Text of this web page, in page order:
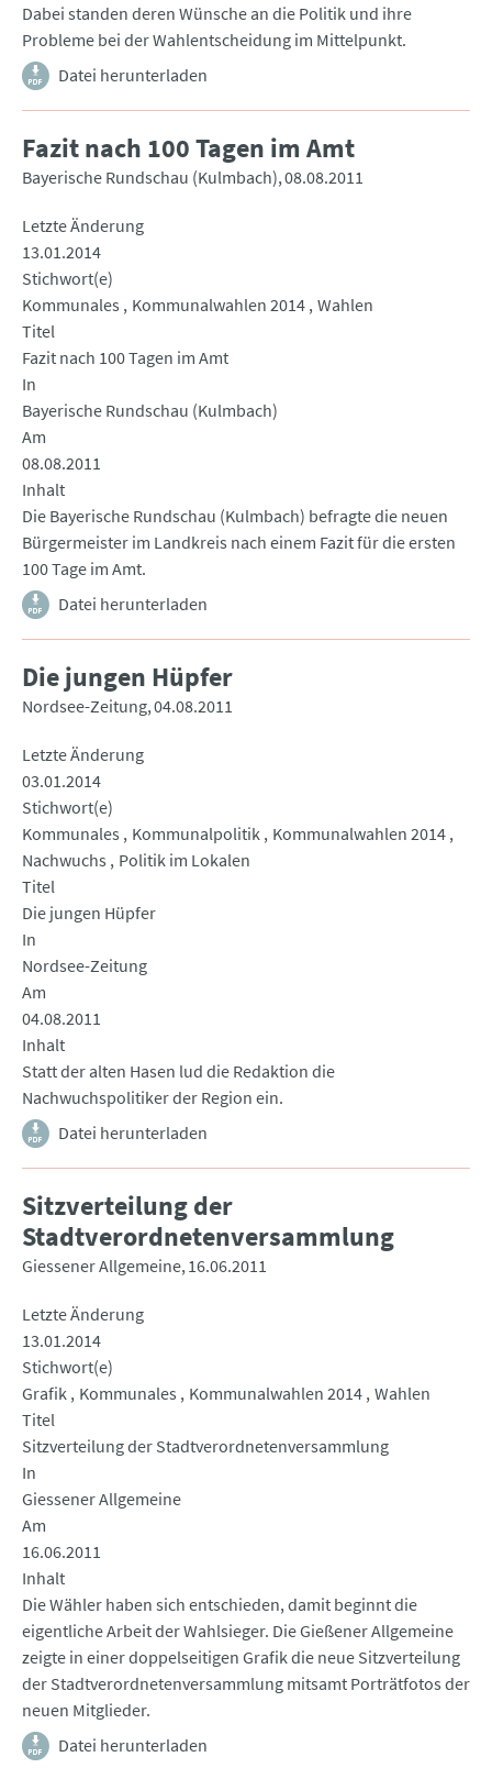
Dabei standen deren Wünsche an die Politik und ihre
Probleme bei der Wahlentscheidung im Mittelpunkt.
Datei herunterladen
Fazit nach 100 Tagen im Amt
Bayerische Rundschau (Kulmbach) 08.08.2011
Letzte Änderung
13.01.2014
Stichwort(e)
Kommunales
Kommunalwahlen 2014 Wahlen
Titel
Fazit nach 100 Tagen im Amt
In
Bayerische Rundschau (Kulmbach)
Am
08.08.2011
Inhalt
Die Bayerische Rundschau (Kulmbach) befragte die neuen
Bürgermeister im Landkreis nach einem Fazit für die ersten
100 Tage im Amt.
Datei herunterladen
Die jungen Hüpfer
Nordsee-Zeitung 04.08.2011
Letzte Änderung
03.01.2014
Stichwort(e)
Kommunales
Kommunalpolitik Kommunalwahlen 2014
Nachwuchs
Politik im Lokalen
Titel
Die jungen Hüpfer
In
Nordsee-Zeitung
Am
04.08.2011
Inhalt
Statt der alten Hasen lud die Redaktion die
Nachwuchspolitiker der Region ein.
Datei herunterladen
Sitzverteilung der
Stadtverordnetenversammlung
Giessener Allgemeine 16.06.2011
Letzte Änderung
13.01.2014
Stichwort(e)
Grafik Kommunales Kommunalwahlen 2014 Wahlen
Titel
Sitzverteilung der Stadtverordnetenversammlung
In
Giessener Allgemeine
Am
16.06.2011
Inhalt
Die Wähler haben sich entschieden, damit beginnt die
eigentliche Arbeit der Wahlsieger. Die Gießener Allgemeine
zeigte in einer doppelseitigen Grafik die neue Sitzverteilung
der Stadtverordnetenversammlung mitsamt Porträtfotos der
neuen Mitglieder.
Datei herunterladen